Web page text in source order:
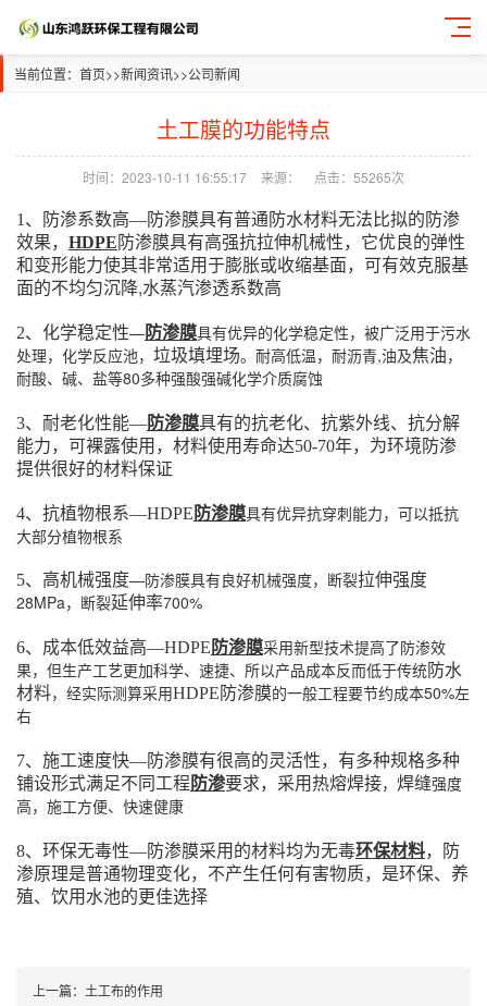
当前位置： 首页>>新闻资讯>>公司新闻
土工膜的功能特点
时间：2023-10-11 16:55:17 来源： 点击：55265次
1、防渗系数高—防渗膜具有普通防水材料无法比拟的防渗
效果， HDPE 防渗膜具有高强抗拉伸机械性，它优良的弹性
和变形能力使其非常适用于膨胀或收缩基面，可有效克服基
面的不均匀沉降,水蒸汽渗透系数高
2、化学稳定性—防渗膜具有优异的化学稳定性，被广泛用于污水
处理，化学反应池， 垃圾填埋场。耐高低温，耐沥青,油及焦油，
耐酸、碱、盐等80多种强酸强碱化学介质腐蚀
3、耐老化性能—防渗膜具有的抗老化、抗紫外线、抗分解
能力，可裸露使用，材料使用寿命达50-70年，为环境防渗
提供很好的材料保证
4、抗植物根系—HDPE 防渗膜具有优异抗穿刺能力，可以抵抗
大部分植物根系
5、高机械强度—防渗膜具有良好机械强度，断裂拉伸强度
28MPa，断裂延伸率700%
6、成本低效益高—HDPE 防渗膜采用新型技术提高了防渗效
果，但生产工艺更加科学、速捷、所以产品成本反而低于传统防水
材料，经实际测算采用HDPE防渗膜的一般工程要节约成本50%左
右
7、施工速度快—防渗膜有很高的灵活性，有多种规格多种
铺设形式满足不同工程 防渗要求，采用热熔焊接， 焊缝强度
高，施工方便、快速健康
8、环保无毒性—防渗膜采用的材料均为无毒环保材料，防
渗原理是普通物理变化，不产生任何有害物质，是环保、养
殖、饮用水池的更佳选择
上一篇： 土工布的作用